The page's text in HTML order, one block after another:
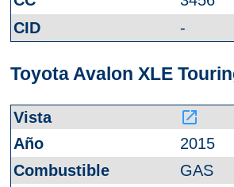
-
Toyota Avalon XLE
launch
2015
GAS